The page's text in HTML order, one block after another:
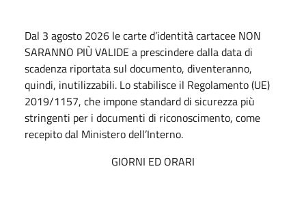
Dal 3 agosto 2026 le carte d’identità cartacee NON
SARANNO PIÙ VALIDE a prescindere dalla data di
scadenza riportata sul documento, diventeranno,
quindi, inutilizzabili. Lo stabilisce il Regolamento (UE)
2019/1157, che impone standard di sicurezza più
stringenti per i documenti di riconoscimento, come
recepito dal Ministero dell’Interno.
GIORNI ED ORARI